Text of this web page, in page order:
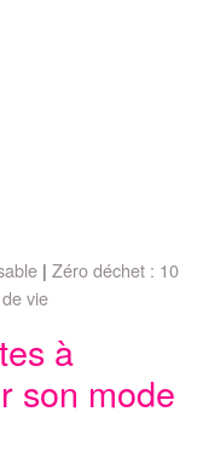
Zéro déchet : 10
vie
à
son mode